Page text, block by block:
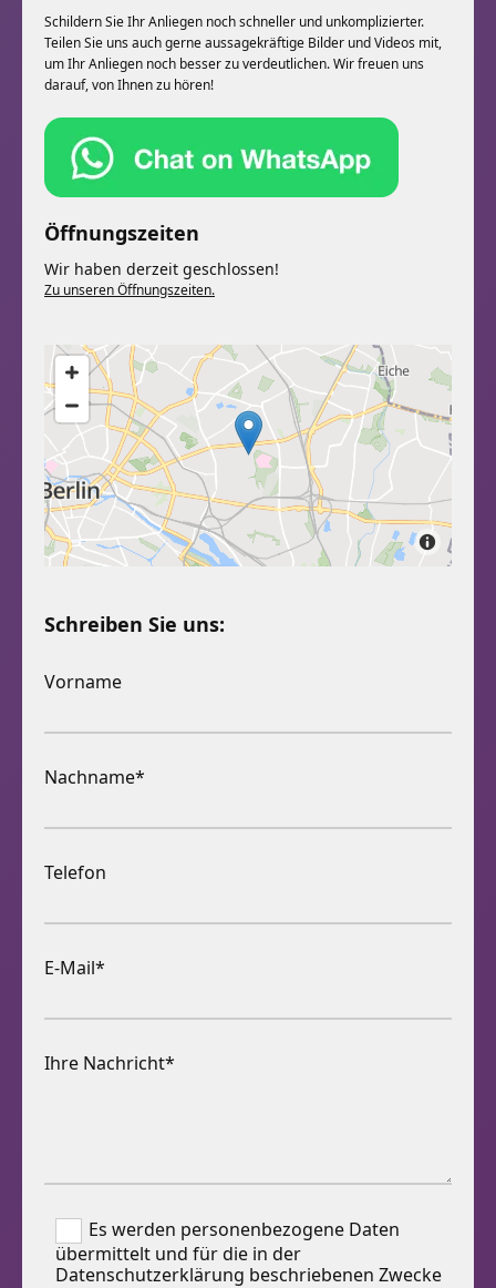
Schildern Sie Ihr Anliegen noch schneller und unkomplizierter.
Teilen Sie uns auch gerne aussagekräftige Bilder und Videos mit,
um Ihr Anliegen noch besser zu verdeutlichen. Wir freuen uns
darauf, von Ihnen zu hören!
Öffnungszeiten
Wir haben derzeit geschlossen!
Zu unseren Öffnungszeiten.
Schreiben Sie uns:
Vorname
Nachname*
Telefon
E-Mail*
Ihre Nachricht*
Es werden personenbezogene Daten
übermittelt und für die in der
Datenschutzerklärung beschriebenen Zwecke